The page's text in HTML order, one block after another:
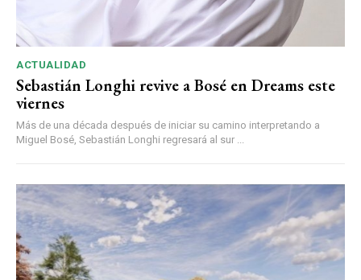
ACTUALIDAD
Sebastián Longhi revive a Bosé en Dreams este
viernes
Más de una década después de iniciar su camino interpretando a
Miguel Bosé, Sebastián Longhi regresará al sur ...